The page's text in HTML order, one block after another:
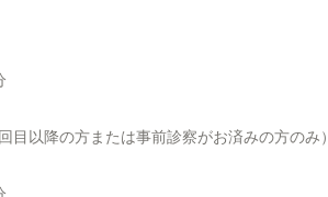
以降の方または事前診察がお済みの方のみ）